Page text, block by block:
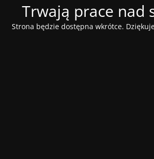
Trwają prace nad
Strona będzie dostępna wkrótce.